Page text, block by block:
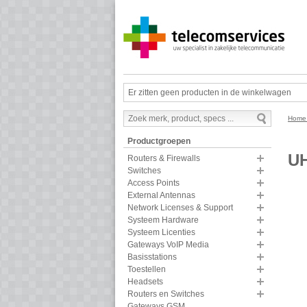
Er zitten geen producten in de winkelwagen
Productgroepen
Routers & Firewalls
Switches
Access Points
External Antennas
Network Licenses & Support
Systeem Hardware
Systeem Licenties
Gateways VoIP Media
Basisstations
Toestellen
Headsets
Routers en Switches
Home